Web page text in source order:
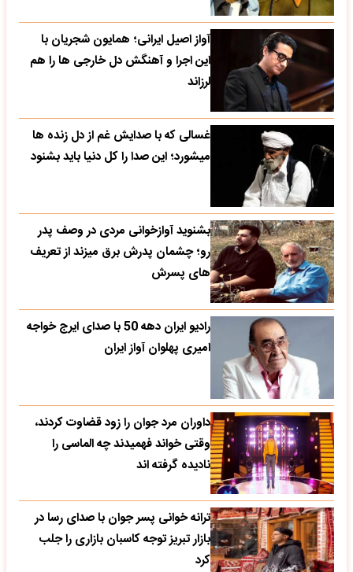
آواز اصیل ایرانی؛ همایون شجریان با
این اجرا و آهنگش دل خارجی ها را هم
لرزاند
غسالی که با صدایش غم از دل زنده ها
میشورد؛ این صدا را کل دنیا باید بشنود
بشنوید آوازخوانی مردی در وصف پدر
رو؛ چشمان پدرش برق میزند از تعریف
های پسرش
رادیو ایران دهه 50 با صدای ایرج خواجه
امیری پهلوان آواز ایران
داوران مرد جوان را زود قضاوت کردند،
وقتی خواند فهمیدند چه الماسی را
نادیده گرفته اند
ترانه خوانی پسر جوان با صدای رسا در
بازار تبریز توجه کاسبان بازاری را جلب
کرد